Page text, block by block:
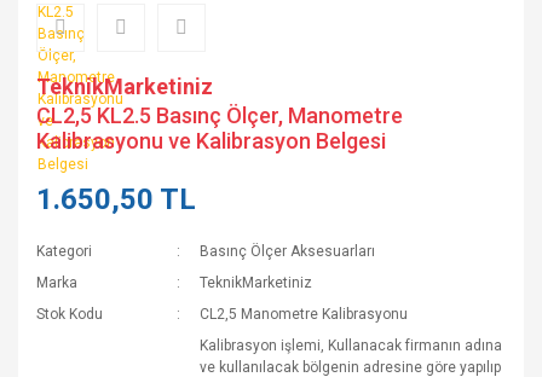
TeknikMarketiniz
CL2,5 KL2.5 Basınç Ölçer, Manometre
Kalibrasyonu ve Kalibrasyon Belgesi
1.650,50 TL
Kategori
Basınç Ölçer Aksesuarları
Marka
TeknikMarketiniz
Stok Kodu
CL2,5 Manometre Kalibrasyonu
Kalibrasyon işlemi, Kullanacak firmanın adına
ve kullanılacak bölgenin adresine göre yapılıp